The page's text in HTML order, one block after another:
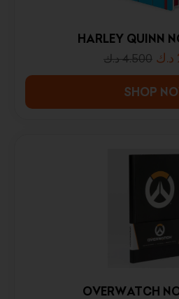
HARLEY QUINN
4.500 د.ك د.ك
SHOP
OVERWATCH